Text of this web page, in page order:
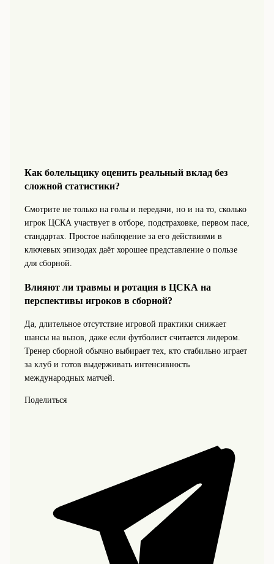
Как болельщику оценить реальный вклад без
сложной статистики?
Смотрите не только на голы и передачи, но и на то, сколько
игрок ЦСКА участвует в отборе, подстраховке, первом пасе,
стандартах. Простое наблюдение за его действиями в
ключевых эпизодах даёт хорошее представление о пользе
для сборной.
Влияют ли травмы и ротация в ЦСКА на
перспективы игроков в сборной?
Да, длительное отсутствие игровой практики снижает
шансы на вызов, даже если футболист считается лидером.
Тренер сборной обычно выбирает тех, кто стабильно играет
за клуб и готов выдерживать интенсивность
международных матчей.
Поделиться